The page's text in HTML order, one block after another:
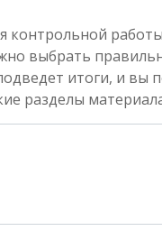
контрольной
выбрать
итоги, и вы
разделы